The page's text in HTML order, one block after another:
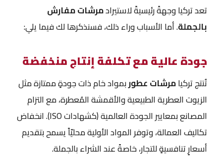
تعد تركيا وجهةً رئيسيةً لاستيرادمرشات مفارش
بالجملة. أما الأسباب وراء ذلك، فسنذكرها لك فيما يلي:
جودة عالية مع تكلفة إنتاج منخفضة
تُنتج تركيامرشات عطوربمواد خام ذات جودةٍ ممتازة مثل
الزيوت العطرية الطبيعية والأقمشة المُعطرة، مع التزام
المصانع بمعايير الجودة العالمية (كشهادات ISO). انخفاض
تكاليف العمالة، وتوفر المواد الأولية محليّاً يسمح بتقديم
أسعارٍ تنافسيةٍ للتجار، خاصةً عند الشراء بالجملة.